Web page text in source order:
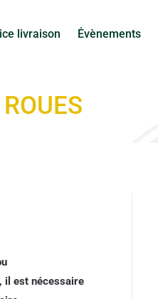
livraison Ėvènements
il est nécessaire